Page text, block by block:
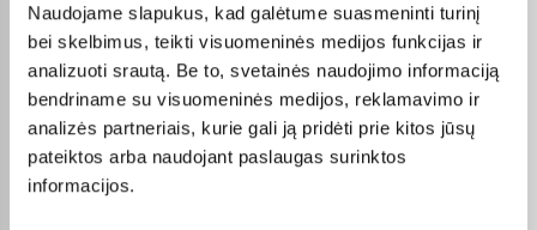
Naudojame slapukus, kad galėtume suasmeninti turinį
bei skelbimus, teikti visuomeninės medijos funkcijas ir
analizuoti srautą. Be to, svetainės naudojimo informaciją
bendriname su visuomeninės medijos, reklamavimo ir
analizės partneriais, kurie gali ją pridėti prie kitos jūsų
pateiktos arba naudojant paslaugas surinktos
informacijos.
Visoms prekėms nuo 150 Eur taikomas nemokamas 24 mėnesių
lizingas, todėl norimą prekę galima pirkti išsimokėtinai.
Pristatymas vykdomas visoje Lietuvoje: į paštomatus nuo 2,29
€, o užsakymams nuo 499 € pristatymas į paštomatą
nemokamas; kurjerio pristatymas kainuoja nuo 2,99 €.
Sandėlyje esančios prekės paprastai pristatomos per 1–2
darbo dienas, o tikslus kiekvienos prekės pristatymo terminas
visada nurodomas jos puslapyje.